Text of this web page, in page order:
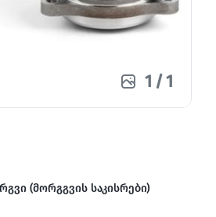
1 /1
(მორგგვის საკისრები)